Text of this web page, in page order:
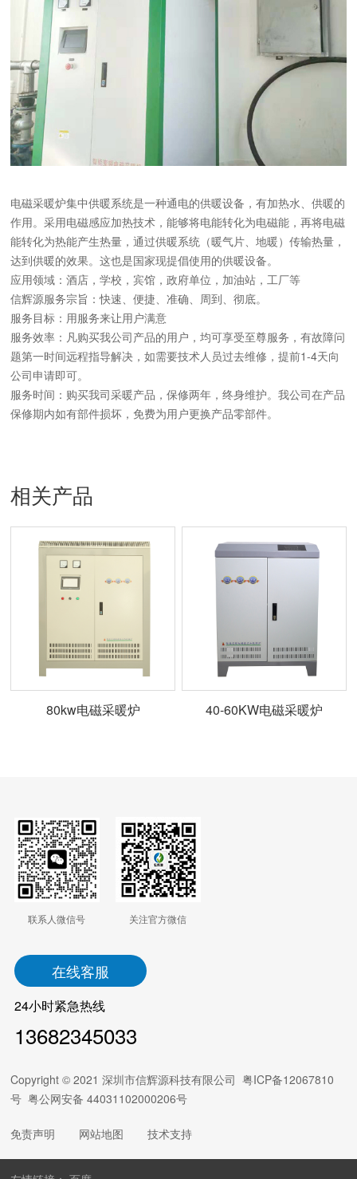
电磁采暖炉集中供暖系统是一种通电的供暖设备，有加热水、供暖的
作用。采用电磁感应加热技术，能够将电能转化为电磁能，再将电磁
能转化为热能产生热量，通过供暖系统（暖气片、地暖）传输热量，
达到供暖的效果。这也是国家现提倡使用的供暖设备。
应用领域：酒店，学校，宾馆，政府单位，加油站，工厂等
信辉源服务宗旨：快速、便捷、准确、周到、彻底。
服务目标：用服务来让用户满意
服务效率：凡购买我公司产品的用户，均可享受至尊服务，有故障问
题第一时间远程指导解决，如需要技术人员过去维修，提前1-4天向
公司申请即可。
服务时间：购买我司采暖产品，保修两年，终身维护。我公司在产品
保修期内如有部件损坏，免费为用户更换产品零部件。
相关产品
80kw电磁采暖炉 40-60KW电磁采暖炉
联系人微信号 关注官方微信
在线客服
24小时紧急热线
13682345033
Copyright © 2021 深圳市信辉源科技有限公司粤ICP备12067810
号 粤公网安备 44031102000206号
免责声明 网站地图 技术支持